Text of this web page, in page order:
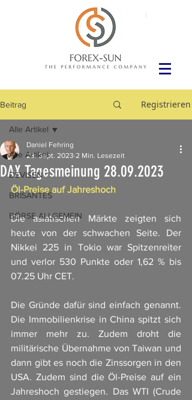
Beitrag Registrieren
Alle Artikel
DEVISEN
BRISANTES
BÖRSE ALLGEMEIN
Alle Artikel
DAX Tagesmeinung 28.09.2023
Daniel Fehring
28. Sept. 2023 2 Min. Lesezeit
Öl-Preise auf Jahreshoch
Die asiatischen Märkte zeigten sich
heute von der schwachen Seite. Der
Nikkei 225 in Tokio war Spitzenreiter
und verlor 530 Punkte oder 1,62 % bis
07.25 Uhr CET.
Die Gründe dafür sind einfach genannt.
Die Immobilienkrise in China spitzt sich
immer mehr zu. Zudem droht die
militärische Übernahme von Taiwan und
dann gibt es noch die Zinssorgen in den
USA. Zudem sind die Öl-Preise auf ein
Jahreshoch gestiegen. Das WTI (Crude